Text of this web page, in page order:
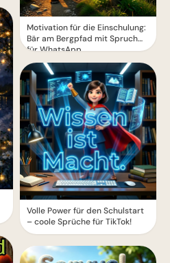
Motivation für die Einschulung:
Bär am Bergpfad mit Spruch
für WhatsApp
Volle Power für den Schulstart
– coole Sprüche für TikTok!